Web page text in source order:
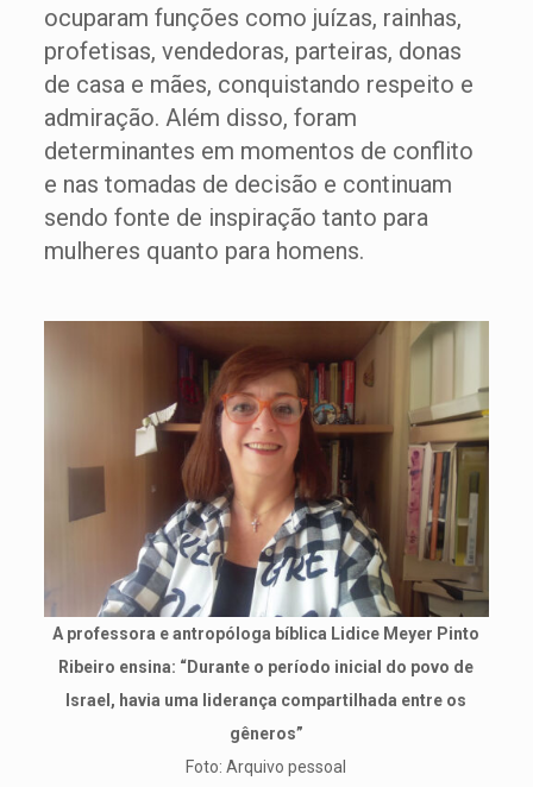
ocuparam funções como juízas, rainhas,
profetisas, vendedoras, parteiras, donas
de casa e mães, conquistando respeito e
admiração. Além disso, foram
determinantes em momentos de conflito
e nas tomadas de decisão e continuam
sendo fonte de inspiração tanto para
mulheres quanto para homens.
A professora e antropóloga bíblica Lidice Meyer Pinto
Ribeiro ensina: “Durante o período inicial do povo de
Israel, havia uma liderança compartilhada entre os
gêneros”
Foto: Arquivo pessoal